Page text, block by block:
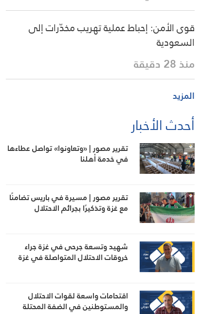
عملية تهريب مخدّرات إلى
تقرير مصور | «وتعاونوا» تواصل عطاءها
في خدمة أهلنا
تقرير مصور | مسيرة في باريس تضامنًا
مع غزة وتذكيرًا بجرائم الاحتلال
شهيد وتسعة جرحى في غزة جراء
خروقات الاحتلال المتواصلة في غزة
اقتحامات واسعة لقوات الاحتلال
والمستوطنين في الضفة المحتلة